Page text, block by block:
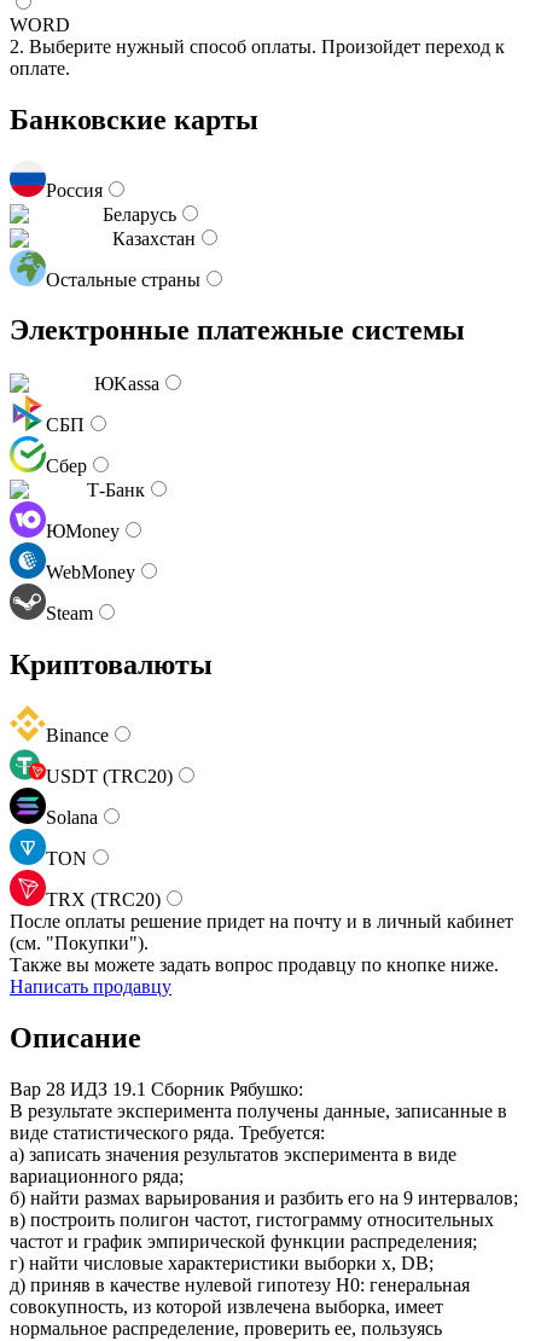
WORD
2. Выберите нужный способ оплаты. Произойдет переход к
оплате.
Банковские карты
Россия
Беларусь
Казахстан
Остальные страны
Электронные платежные системы
ЮKassa
СБП
Сбер
Т-Банк
ЮMoney
WebMoney
Steam
Криптовалюты
Binance
USDT (TRC20)
Solana
TON
TRX (TRC20)
После оплаты решение придет на почту и в личный кабинет
(см. "Покупки").
Также вы можете задать вопрос продавцу по кнопке ниже.
Написать продавцу
Описание
Вар 28 ИДЗ 19.1 Сборник Рябушко:
В результате эксперимента получены данные, записанные в
виде статистического ряда. Требуется:
а) записать значения результатов эксперимента в виде
вариационного ряда;
б) найти размах варьирования и разбить его на 9 интервалов;
в) построить полигон частот, гистограмму относительных
частот и график эмпирической функции распределения;
г) найти числовые характеристики выборки x, DB;
д) приняв в качестве нулевой гипотезу H0: генеральная
совокупность, из которой извлечена выборка, имеет
нормальное распределение, проверить ее, пользуясь